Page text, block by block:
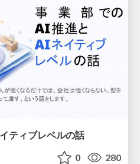
ティブレベルの話
0 280